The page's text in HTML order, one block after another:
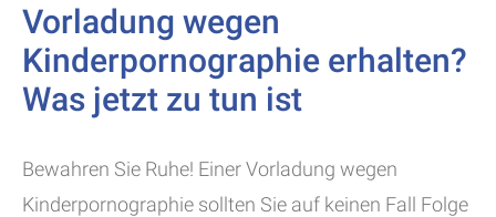
Vorladung wegen
Kinderpornographie erhalten?
Was jetzt zu tun ist
Bewahren Sie Ruhe! Einer Vorladung wegen
Kinderpornographie sollten Sie auf keinen Fall Folge